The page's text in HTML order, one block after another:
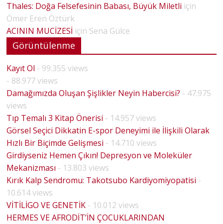
Thales: Doğa Felsefesinin Babası, Büyük Miletli için
Ömer Eren Öztürk
ACININ MUCİZESİ için Sena Gülce
Görüntülenme
Kayıt Ol - 99.355 views
- 88.977 views
Damağımızda Oluşan Şişlikler Neyin Habercisi? - 47.975
views
Tıp Temalı 3 Kitap Önerisi - 14.957 views
Görsel Seçici Dikkatin E-spor Deneyimi ile İlişkili Olarak
Hızlı Bir Biçimde Gelişmesi - 14.710 views
Girdiyseniz Hemen Çıkın! Depresyon ve Moleküler
Mekanizması - 13.803 views
Kırık Kalp Sendromu: Takotsubo Kardiyomiyopatisi -
10.614 views
VİTİLİGO VE GENETİK - 10.012 views
HERMES VE AFRODİT’İN ÇOCUKLARINDAN